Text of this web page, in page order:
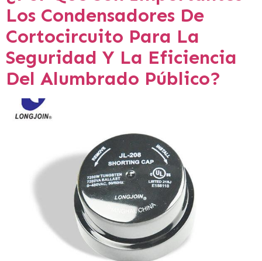
Los Condensadores De
Cortocircuito Para La
Seguridad Y La Eficiencia
Del Alumbrado Público?